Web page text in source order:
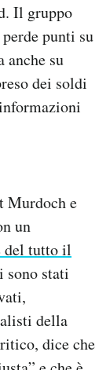
Il gruppo
punti su
anche su
dei soldi
Murdoch e
un
del tutto il
sono stati
della
dice che